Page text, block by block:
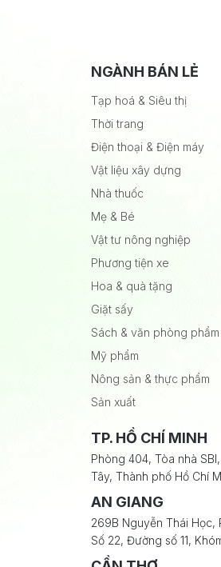
NGÀNH BÁN LẺ
Tạp hoá & Siêu thị
Thời trang
Điện thoại & Điện máy
Vật liệu xây dựng
Nhà thuốc
Mẹ & Bé
Vật tư nông nghiệp
Phương tiện xe
Hoa & quà tặng
Giặt sấy
Sách & văn phòng phẩm
Mỹ phẩm
Nông sản & thực phẩm
Sản xuất
TP. HỒ CHÍ MINH
Phòng 404, Tòa nhà
Tây, Thành phố Hồ Chí
AN GIANG
269B Nguyễn Thái Học,
Số 22, Đường số 11,